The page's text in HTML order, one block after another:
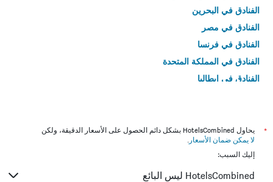
الفنادق في البحرين
الفنادق في مصر
الفنادق في فرنسا
الفنادق في المملكة المتحدة
الفنادق في إيطاليا
*
يحاول HotelsCombined بشكل دائم الحصول على الأسعار الدقيقة، ولكن
لا يمكن ضمان الأسعار .
إليك السبب:
HotelsCombined ليس البائع